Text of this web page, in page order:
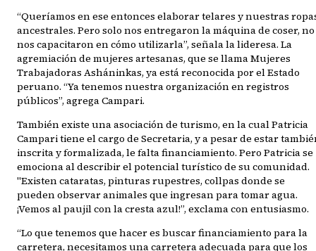
“Queríamos en ese entonces elaborar telares y nuestras
ancestrales. Pero solo nos entregaron la máquina de coser, no
nos capacitaron en cómo utilizarla”, señala la lideresa. La
agremiación de mujeres artesanas, que se llama Mujeres
Trabajadoras Asháninkas, ya está reconocida por el Estado
peruano. “Ya tenemos nuestra organización en registros
públicos”, agrega Campari.
También existe una asociación de turismo, en la cual Patricia
Campari tiene el cargo de Secretaria, y a pesar de estar
inscrita y formalizada, le falta financiamiento. Pero Patricia se
emociona al describir el potencial turístico de su comunidad.
"Existen cataratas, pinturas rupestres, collpas donde se
pueden observar animales que ingresan para tomar agua.
¡Vemos al paujil con la cresta azul!”, exclama con entusiasmo.
“Lo que tenemos que hacer es buscar financiamiento para la
carretera, necesitamos una carretera adecuada para que los